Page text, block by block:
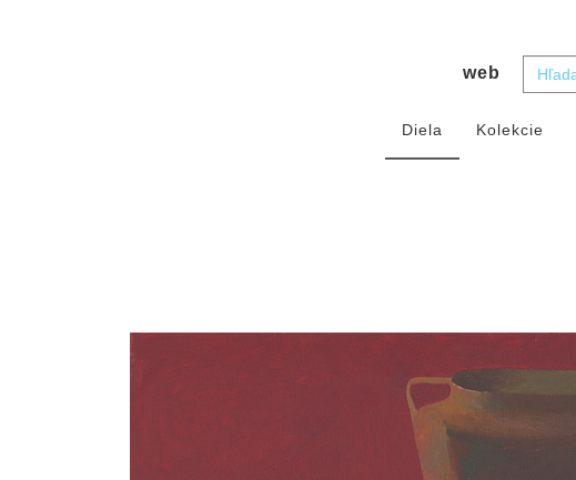
web
Diela Kolekcie